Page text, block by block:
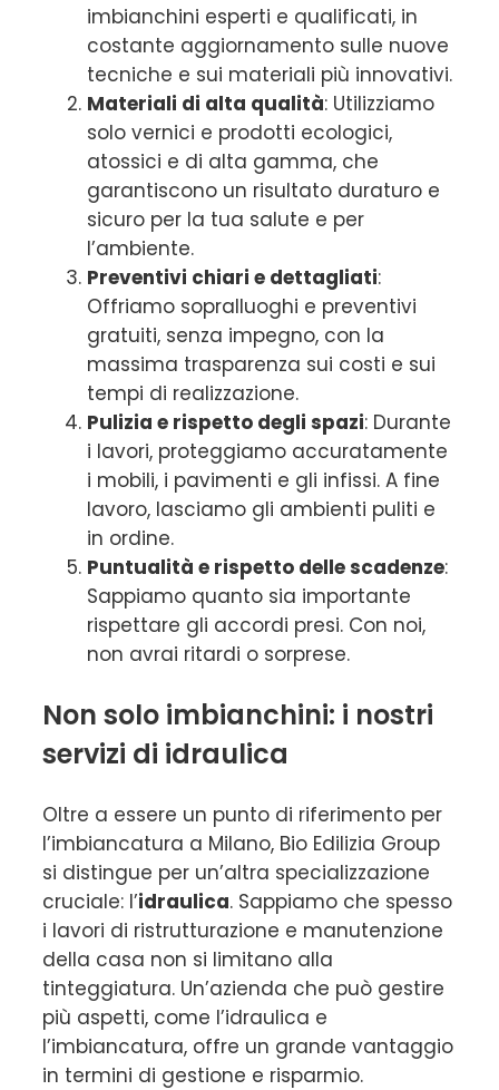
imbianchini esperti e qualificati, in
costante aggiornamento sulle nuove
tecniche e sui materiali più innovativi.
Materiali di alta qualità: Utilizziamo
solo vernici e prodotti ecologici,
atossici e di alta gamma, che
garantiscono un risultato duraturo e
sicuro per la tua salute e per
l’ambiente.
Preventivi chiari e dettagliati:
Offriamo sopralluoghi e preventivi
gratuiti, senza impegno, con la
massima trasparenza sui costi e sui
tempi di realizzazione.
Pulizia e rispetto degli spazi: Durante
i lavori, proteggiamo accuratamente
i mobili, i pavimenti e gli infissi. A fine
lavoro, lasciamo gli ambienti puliti e
in ordine.
Puntualità e rispetto delle scadenze:
Sappiamo quanto sia importante
rispettare gli accordi presi. Con noi,
non avrai ritardi o sorprese.
Non solo imbianchini: i nostri
servizi di idraulica
Oltre a essere un punto di riferimento per
l’imbiancatura a Milano, Bio Edilizia Group
si distingue per un’altra specializzazione
cruciale: l’idraulica. Sappiamo che spesso
i lavori di ristrutturazione e manutenzione
della casa non si limitano alla
tinteggiatura. Un’azienda che può gestire
più aspetti, come l’idraulica e
l’imbiancatura, offre un grande vantaggio
in termini di gestione e risparmio.